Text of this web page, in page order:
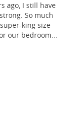
ago, I still have
So much
king size
our bedroom...